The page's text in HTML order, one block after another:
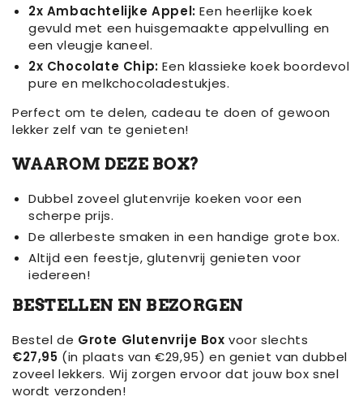
2x Ambachtelijke Appel: Een heerlijke koek
gevuld met een huisgemaakte appelvulling en
een vleugje kaneel.
2x Chocolate Chip: Een klassieke koek boordevol
pure en melkchocoladestukjes.
Perfect om te delen, cadeau te doen of gewoon
lekker zelf van te genieten!
WAAROM DEZE BOX?
Dubbel zoveel glutenvrije koeken voor een
scherpe prijs.
De allerbeste smaken in een handige grote box.
Altijd een feestje, glutenvrij genieten voor
iedereen!
BESTELLEN EN BEZORGEN
Bestel de Grote Glutenvrije Box voor slechts
€27,95 (in plaats van €29,95) en geniet van dubbel
zoveel lekkers. Wij zorgen ervoor dat jouw box snel
wordt verzonden!